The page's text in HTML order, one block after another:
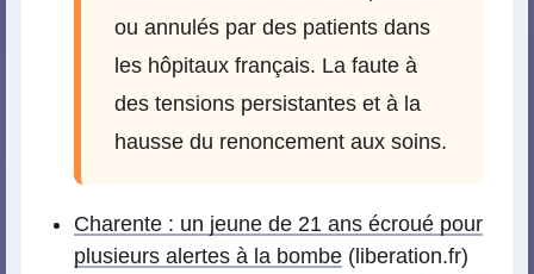
ou annulés par des patients dans
les hôpitaux français. La faute à
des tensions persistantes et à la
hausse du renoncement aux soins.
Charente : un jeune de 21 ans écroué pour
plusieurs alertes à la bombe (liberation.fr)